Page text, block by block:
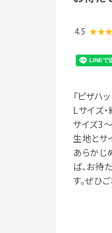
4.5
『ピザハ
Lサイズ
サイズ3
生地とサ
あらかじ
ば、お待
す。ぜひ